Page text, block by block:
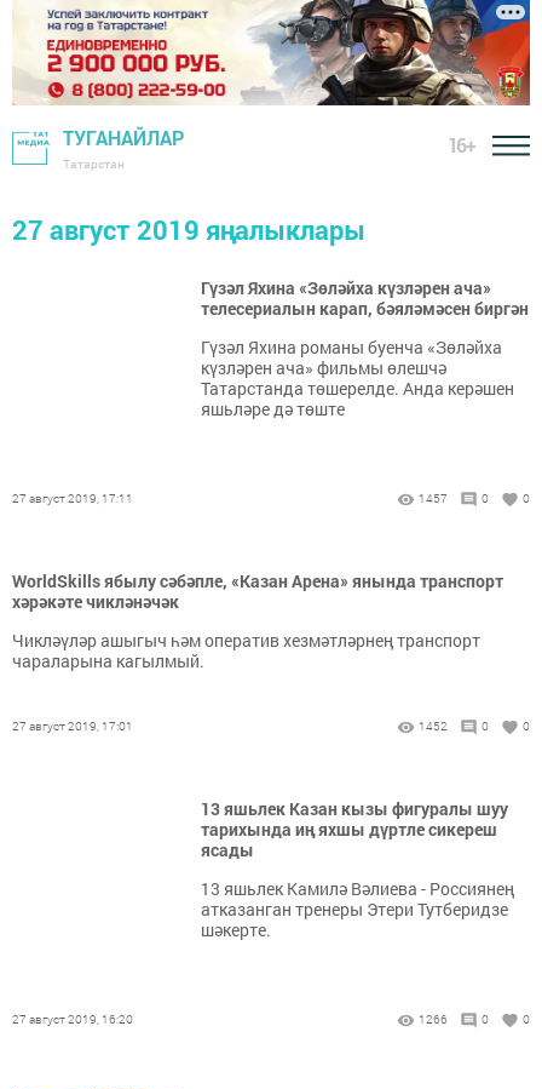
ТУГАНАЙЛАР
Татарстан
16+
27 август 2019 яңалыклары
Гүзәл Яхина «Зөләйха күзләрен ача»
телесериалын карап, бәяләмәсен биргән
Гүзәл Яхина романы буенча «Зөләйха
күзләрен ача» фильмы өлешчә
Татарстанда төшерелде. Анда керәшен
яшьләре дә төште
27 август 2019, 17:11 1457 0 0
WorldSkills ябылу сәбәпле, «Казан Арена» янында транспорт
хәрәкәте чикләнәчәк
Чикләүләр ашыгыч һәм оператив хезмәтләрнең транспорт
чараларына кагылмый.
27 август 2019, 17:01 1452 0 0
13 яшьлек Казан кызы фигуралы шуу
тарихында иң яхшы дүртле сикереш
ясады
13 яшьлек Камилә Вәлиева - Россиянең
атказанган тренеры Этери Тутберидзе
шәкерте.
27 август 2019, 16:20 1266 0 0